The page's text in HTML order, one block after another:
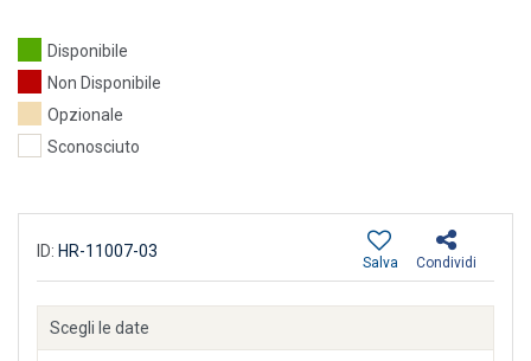
Disponibile
Non Disponibile
Opzionale
Sconosciuto
ID: HR-11007-03
Condividi
Salva
Scegli le date